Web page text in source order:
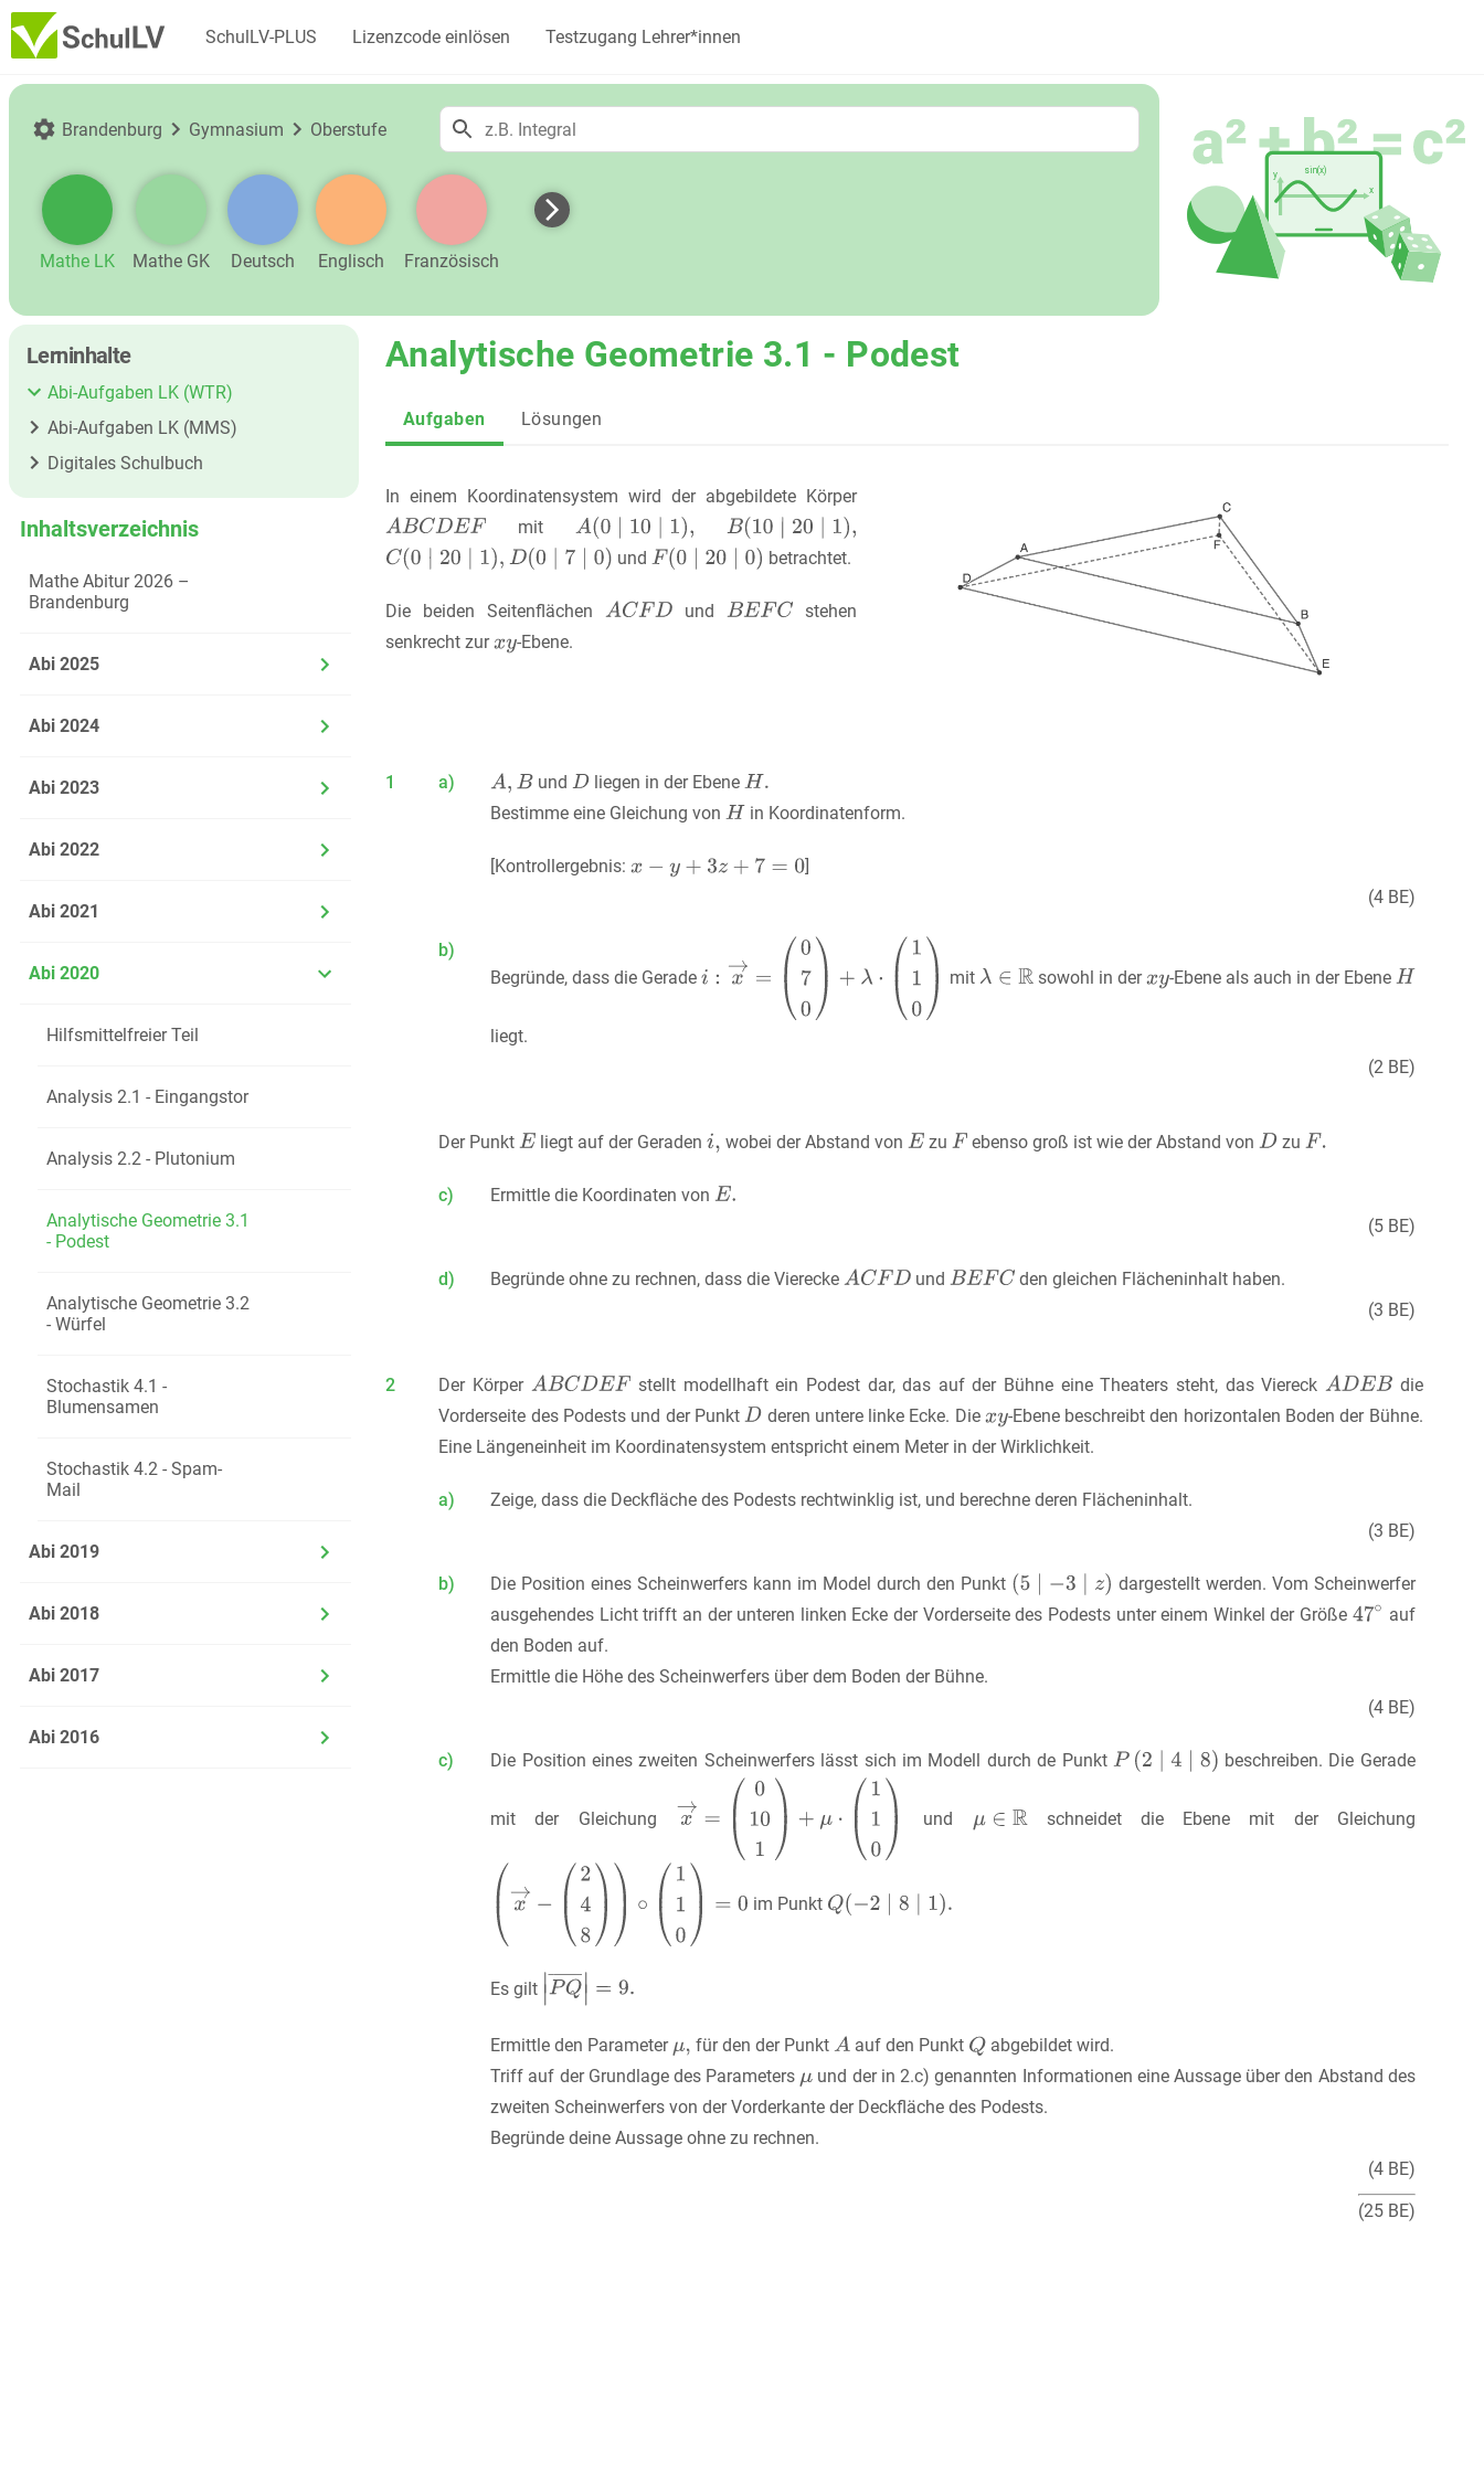
SchulLV-PLUS Lizenzcode einlösen Testzugang Lehrer*innen
Brandenburg Gymnasium Oberstufe
Mathe LK Mathe GK Deutsch Englisch Französisch
Lerninhalte
Abi-Aufgaben LK (WTR)
Abi-Aufgaben LK (MMS)
Digitales Schulbuch
Inhaltsverzeichnis
Mathe Abitur 2026 –
Brandenburg
Abi 2025
Abi 2024
Abi 2023
Abi 2022
Abi 2021
Abi 2020
Hilfsmittelfreier Teil
Analysis 2.1 - Eingangstor
Analysis 2.2 - Plutonium
Analytische Geometrie 3.1
- Podest
Analytische Geometrie 3.2
- Würfel
Stochastik 4.1 -
Blumensamen
Stochastik 4.2 - Spam-
Mail
Abi 2019
Abi 2018
Abi 2017
Abi 2016
Analytische Geometrie 3.1 - Podest
Aufgaben Lösungen
In einem Koordinatensystem wird der abgebildete Körper
mit
und
betrachtet.
Die beiden Seitenflächen und
stehen
senkrecht zur
-Ebene.
1 a) und
liegen in der Ebene
Bestimme eine Gleichung von
in Koordinatenform.
[Kontrollergebnis:
]
(4 BE)
b)
Begründe, dass die Gerade
mit sowohl in der -Ebene als auch in der Ebene
liegt.
(2 BE)
Der Punkt liegt auf der Geraden wobei der Abstand von zu ebenso groß ist wie der Abstand von zu
c)
Ermittle die Koordinaten von
(5 BE)
d) Begründe ohne zu rechnen, dass die Vierecke und
den gleichen Flächeninhalt haben.
(3 BE)
2 Der Körper stellt modellhaft ein Podest dar, das auf der Bühne eine Theaters steht, das Viereck
die
Vorderseite des Podests und der Punkt
deren untere linke Ecke. Die
-Ebene beschreibt den horizontalen Boden der Bühne.
Eine Längeneinheit im Koordinatensystem entspricht einem Meter in der Wirklichkeit.
a)
Zeige, dass die Deckfläche des Podests rechtwinklig ist, und berechne deren Flächeninhalt.
(3 BE)
b) Die Position eines Scheinwerfers kann im Model durch den Punkt
dargestellt werden. Vom Scheinwerfer
ausgehendes Licht trifft an der unteren linken Ecke der Vorderseite des Podests unter einem Winkel der Größe
auf
den Boden auf.
Ermittle die Höhe des Scheinwerfers über dem Boden der Bühne.
(4 BE)
c) Die Position eines zweiten Scheinwerfers lässt sich im Modell durch de Punkt beschreiben. Die Gerade
mit der Gleichung und schneidet die Ebene mit der Gleichung
im Punkt
Es gilt
Ermittle den Parameter für den der Punkt auf den Punkt
abgebildet wird.
Triff auf der Grundlage des Parameters
und der in 2.c) genannten Informationen eine Aussage über den Abstand des
zweiten Scheinwerfers von der Vorderkante der Deckfläche des Podests.
Begründe deine Aussage ohne zu rechnen.
(4 BE)
(25 BE)